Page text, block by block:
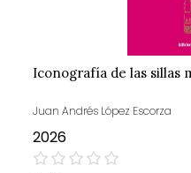
Iconografía de las sillas
Juan Andrés López Escorza
2026